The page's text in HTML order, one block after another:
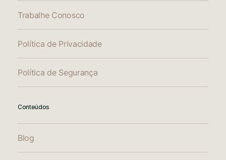
Trabalhe Conosco
Política de Privacidade
Política de Segurança
Conteúdos
Blog